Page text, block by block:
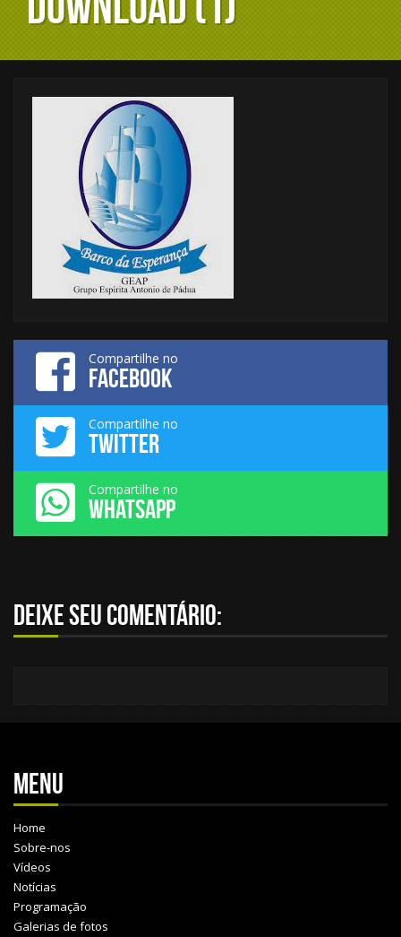
Compartilhe no
FACEBOOK
Compartilhe no
TWITTER
Compartilhe no
WHATSAPP
Deixe seu comentário:
Menu
Home
Sobre-nos
Vídeos
Notícias
Programação
Galerias de fotos